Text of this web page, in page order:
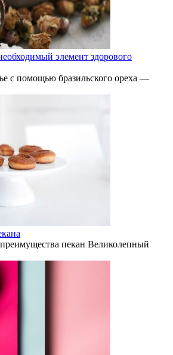
элемент здорового
с помощью бразильского ореха —
пекан Великолепный